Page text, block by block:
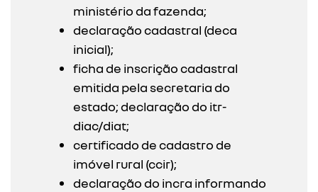
ministério da fazenda;
declaração cadastral (deca
inicial);
ficha de inscrição cadastral
emitida pela secretaria do
estado; declaração do itr-
diac/diat;
certificado de cadastro de
imóvel rural (ccir);
declaração do incra informando